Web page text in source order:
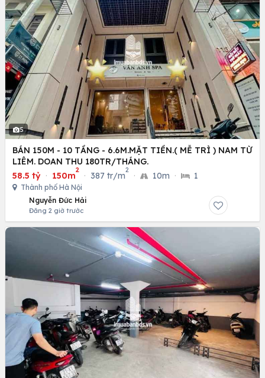
5
BÁN 150M - 10 TẦNG - 6.6M.MẶT TIỀN.( MỄ TRÌ ) NAM TỪ
LIÊM. DOAN THU 180TR/THÁNG.
58.5 tỷ · 150m
2
· 387 tr/m
2
· 10m · 1
Thành phố Hà Nội
Nguyễn Đức Hải
Đăng 2 giờ trước